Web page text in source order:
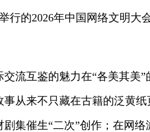
行的2026年中国网络文明大
流互鉴的魅力在“各美其美
从来不只藏在古籍的泛黄
集催生“二次”创作；在网